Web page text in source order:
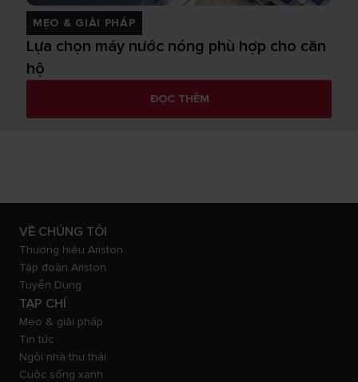
MẸO & GIẢI PHÁP
Lựa chọn máy nước nóng phù hợp cho căn
hộ
ĐỌC THÊM
VỀ CHÚNG TÔI
Thương hiệu Ariston
Tập đoàn Ariston
Tuyển Dụng
TẠP CHÍ
Mẹo & giải pháp
Tin tức
Ngôi nhà thư thái
Cuộc sống xanh